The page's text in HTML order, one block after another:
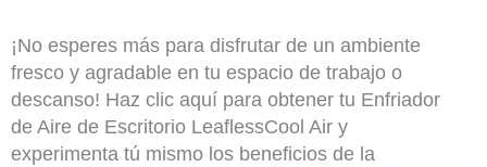
¡No esperes más para disfrutar de un ambiente
fresco y agradable en tu espacio de trabajo o
descanso! Haz clic aquí para obtener tu Enfriador
de Aire de Escritorio LeaflessCool Air y
experimenta tú mismo los beneficios de la